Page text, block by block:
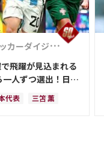
ーダイジェストWeb
飛躍が見込まれる
人ずつ選出！日本
、堂安や三笘では
代表 三笘 薫